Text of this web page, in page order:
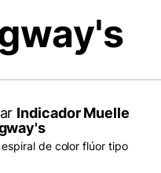
Indicador Muelle
espiral de color flúor tipo